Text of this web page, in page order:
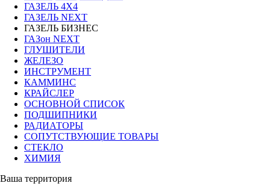
ГАЗЕЛЬ 4Х4
ГАЗЕЛЬ NEXT
ГАЗЕЛЬ БИЗНЕС
ГАЗон NEXT
ГЛУШИТЕЛИ
ЖЕЛЕЗО
ИНСТРУМЕНТ
КАММИНС
КРАЙСЛЕР
ОСНОВНОЙ СПИСОК
ПОДШИПНИКИ
РАДИАТОРЫ
СОПУТСТВУЮЩИЕ ТОВАРЫ
СТЕКЛО
ХИМИЯ
Ваша территория